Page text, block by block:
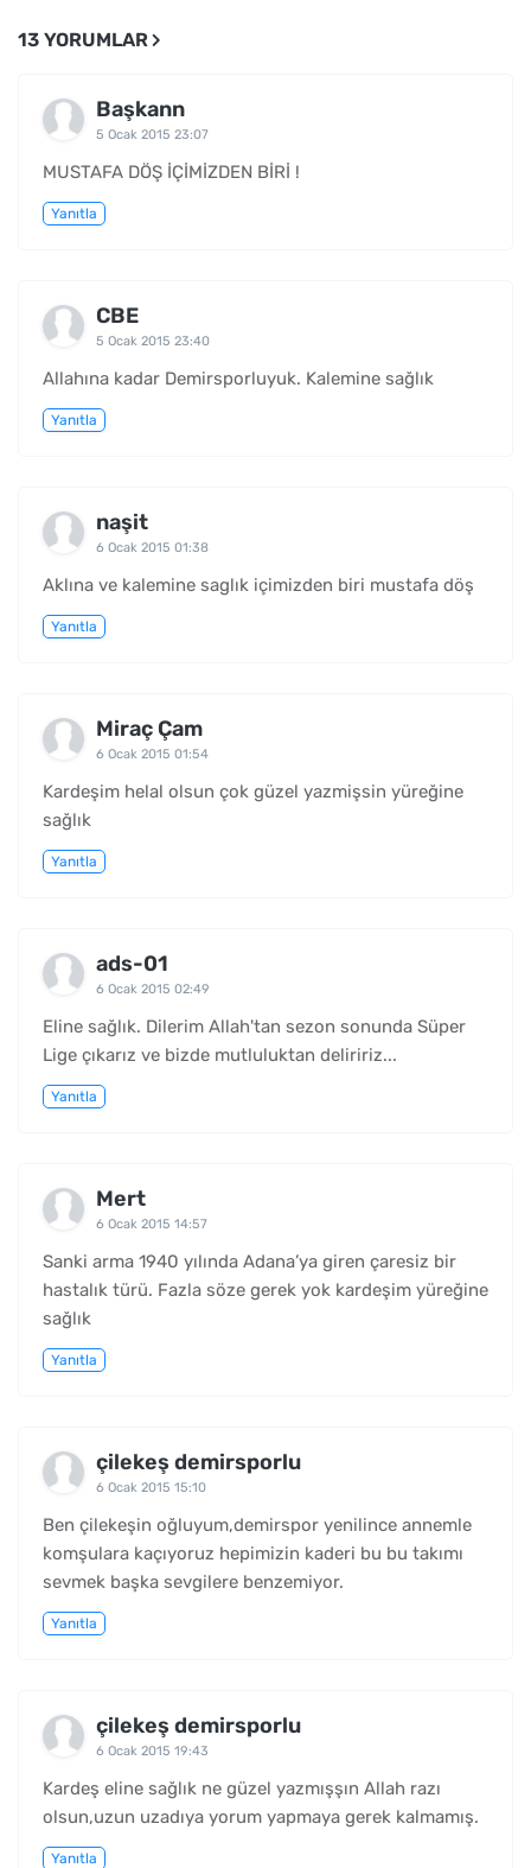
13 YORUMLAR
Başkann
5 Ocak 2015 23:07
MUSTAFA DÖŞ İÇİMİZDEN BİRİ !
Yanıtla
CBE
5 Ocak 2015 23:40
Allahına kadar Demirsporluyuk. Kalemine sağlık
Yanıtla
naşit
6 Ocak 2015 01:38
Aklına ve kalemine saglık içimizden biri mustafa döş
Yanıtla
Miraç Çam
6 Ocak 2015 01:54
Kardeşim helal olsun çok güzel yazmişsin yüreğine
sağlık
Yanıtla
ads-01
6 Ocak 2015 02:49
Eline sağlık. Dilerim Allah'tan sezon sonunda Süper
Lige çıkarız ve bizde mutluluktan deliririz...
Yanıtla
Mert
6 Ocak 2015 14:57
Sanki arma 1940 yılında Adana’ya giren çaresiz bir
hastalık türü. Fazla söze gerek yok kardeşim yüreğine
sağlık
Yanıtla
çilekeş demirsporlu
6 Ocak 2015 15:10
Ben çilekeşin oğluyum,demirspor yenilince annemle
komşulara kaçıyoruz hepimizin kaderi bu bu takımı
sevmek başka sevgilere benzemiyor.
Yanıtla
çilekeş demirsporlu
6 Ocak 2015 19:43
Kardeş eline sağlık ne güzel yazmışşın Allah razı
olsun,uzun uzadıya yorum yapmaya gerek kalmamış.
Yanıtla